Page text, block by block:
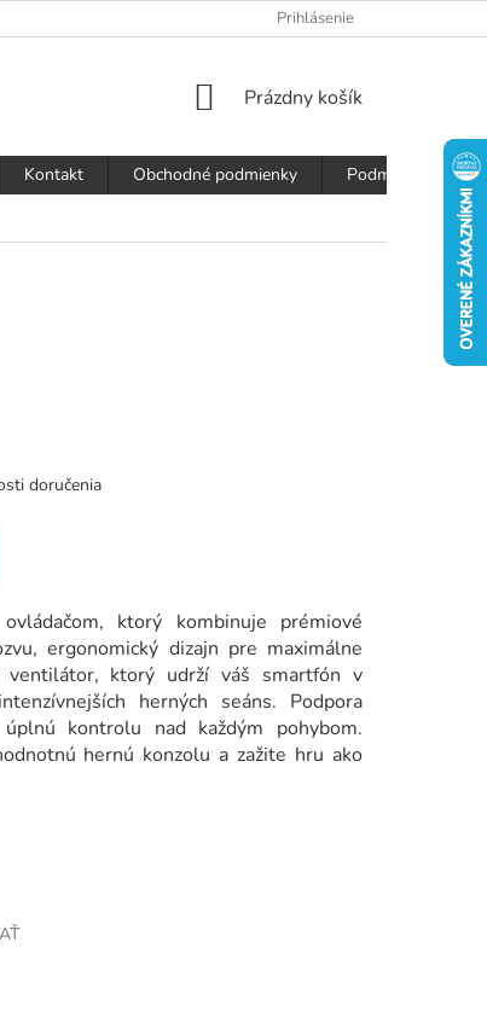
Prihlásenie
NÁKUPNÝ
Prázdny košík
Kontakt Obchodné podmienky
Podmienky
doručenia
ktorý kombinuje prémiové
ergonomický dizajn pre maximálne
ventilátor, ktorý udrží váš smartfón v
herných seáns. Podpora
kontrolu nad každým pohybom.
hernú konzolu a zažite hru ako